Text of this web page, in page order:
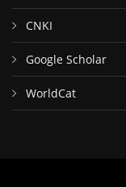
CNKI
Google Scholar
WorldCat